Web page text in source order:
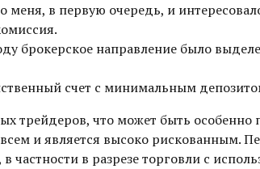
в первую очередь, и
брокерское направление было
счет с минимальным
трейдеров, что может быть
и является высоко рискованным.
частности в разрезе торговли с